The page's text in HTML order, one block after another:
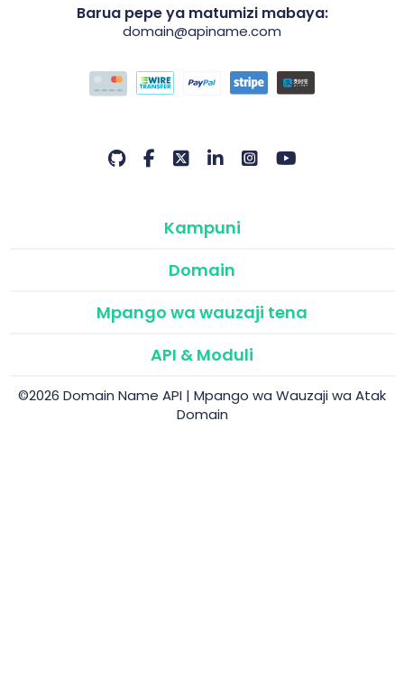
Barua pepe ya matumizi mabaya:
domain@apiname.com
Kampuni
Domain
Mpango wa wauzaji tena
API & Moduli
©2026 Domain Name API | Mpango wa Wauzaji wa Atak
Domain